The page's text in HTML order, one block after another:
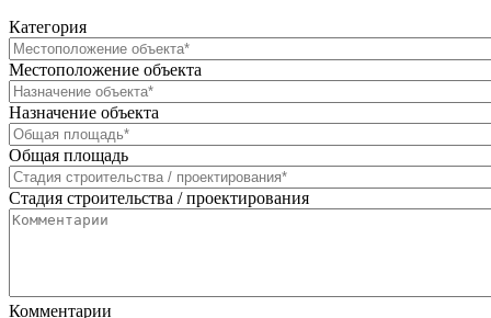
Категория
Местоположение объекта
Назначение объекта
Общая площадь
Стадия строительства / проектирования
Комментарии